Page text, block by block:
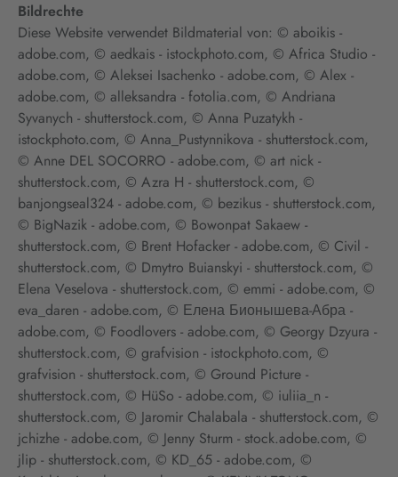
Bildrechte
Diese Website verwendet Bildmaterial von: © aboikis -
adobe.com, © aedkais - istockphoto.com, © Africa Studio -
adobe.com, © Aleksei Isachenko - adobe.com, © Alex -
adobe.com, © alleksandra - fotolia.com, © Andriana
Syvanych - shutterstock.com, © Anna Puzatykh -
istockphoto.com, © Anna_Pustynnikova - shutterstock.com,
© Anne DEL SOCORRO - adobe.com, © art nick -
shutterstock.com, © Azra H - shutterstock.com, ©
banjongseal324 - adobe.com, © bezikus - shutterstock.com,
© BigNazik - adobe.com, © Bowonpat Sakaew -
shutterstock.com, © Brent Hofacker - adobe.com, © Civil -
shutterstock.com, © Dmytro Buianskyi - shutterstock.com, ©
Elena Veselova - shutterstock.com, © emmi - adobe.com, ©
eva_daren - adobe.com, © Елена Бионышева-Абра -
adobe.com, © Foodlovers - adobe.com, © Georgy Dzyura -
shutterstock.com, © grafvision - istockphoto.com, ©
grafvision - shutterstock.com, © Ground Picture -
shutterstock.com, © HüSo - adobe.com, © iuliia_n -
shutterstock.com, © Jaromir Chalabala - shutterstock.com, ©
jchizhe - adobe.com, © Jenny Sturm - stock.adobe.com, ©
jlip - shutterstock.com, © KD_65 - adobe.com, ©